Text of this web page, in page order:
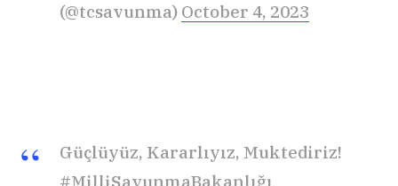
(@tcsavunma) October 4, 2023
Güçlüyüz, Kararlıyız, Muktediriz!